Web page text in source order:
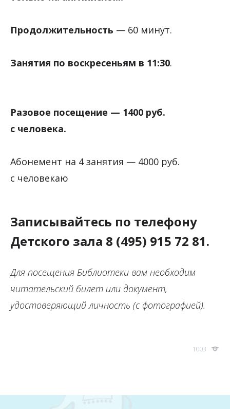
Продолжительность — 60 минут.
Занятия по воскресеньям в 11:30.
Разовое посещение — 1400 руб.
с человека.
Абонемент на 4 занятия — 4000 руб.
с человекаю
Записывайтесь по телефону
Детского зала 8 (495) 915 72 81.
Для посещения Библиотеки вам необходим
читательский билет или документ,
удостоверяющий личность (с фотографией).
1003